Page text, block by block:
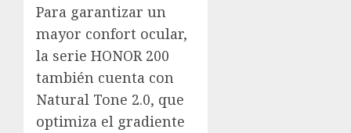
Para garantizar un
mayor confort ocular,
la serie HONOR 200
también cuenta con
Natural Tone 2.0, que
optimiza el gradiente